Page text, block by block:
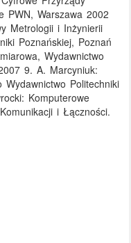
PWN, Warszawa 2002
Metrologii i Inżynierii
Poznańskiej, Poznań
Wydawnictwo
9. A. Marcyniuk:
Wydawnictwo Politechniki
Komputerowe
i Łączności.